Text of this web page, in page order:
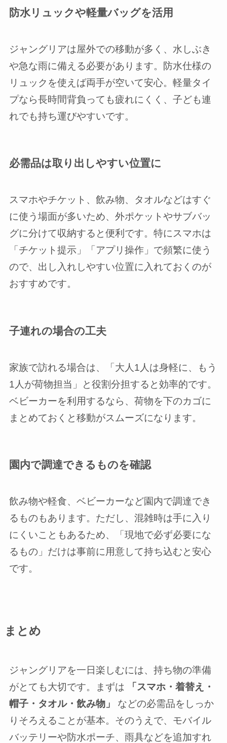
防水リュックや軽量バッグを活用
ジャングリアは屋外での移動が多く、水しぶき
や急な雨に備える必要があります。防水仕様の
リュックを使えば両手が空いて安心。軽量タイ
プなら長時間背負っても疲れにくく、子ども連
れでも持ち運びやすいです。
必需品は取り出しやすい位置に
スマホやチケット、飲み物、タオルなどはすぐ
に使う場面が多いため、外ポケットやサブバッ
グに分けて収納すると便利です。特にスマホは
「チケット提示」「アプリ操作」で頻繁に使う
ので、出し入れしやすい位置に入れておくのが
おすすめです。
子連れの場合の工夫
家族で訪れる場合は、「大人1人は身軽に、もう
1人が荷物担当」と役割分担すると効率的です。
ベビーカーを利用するなら、荷物を下のカゴに
まとめておくと移動がスムーズになります。
園内で調達できるものを確認
飲み物や軽食、ベビーカーなど園内で調達でき
るものもあります。ただし、混雑時は手に入り
にくいこともあるため、「現地で必ず必要にな
るもの」だけは事前に用意して持ち込むと安心
です。
まとめ
ジャングリアを一日楽しむには、持ち物の準備
がとても大切です。まずは
「スマホ・着替え・
帽子・タオル・飲み物」
などの必需品をしっか
りそろえることが基本。そのうえで、モバイル
バッテリーや防水ポーチ、雨具などを追加すれ